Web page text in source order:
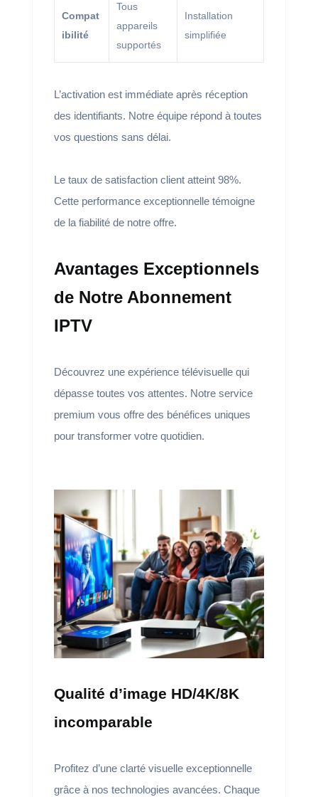
Compat
ibilité
Tous
appareils
supportés
Installation
simplifiée
L’activation est immédiate après réception
des identifiants. Notre équipe répond à toutes
vos questions sans délai.
Le taux de satisfaction client atteint 98%.
Cette performance exceptionnelle témoigne
de la fiabilité de notre offre.
Avantages Exceptionnels
de Notre Abonnement
IPTV
Découvrez une expérience télévisuelle qui
dépasse toutes vos attentes. Notre service
premium vous offre des bénéfices uniques
pour transformer votre quotidien.
Qualité d’image HD/4K/8K
incomparable
Profitez d’une clarté visuelle exceptionnelle
grâce à nos technologies avancées. Chaque